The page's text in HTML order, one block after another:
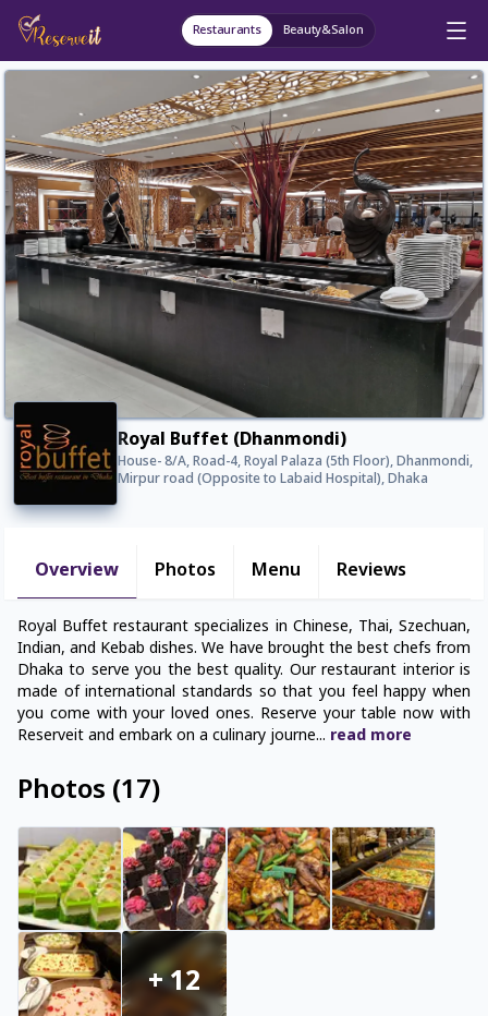
Restaurants Beauty&Salon
Royal Buffet (Dhanmondi)
House- 8/A, Road-4, Royal Palaza (5th Floor), Dhanmondi,
Mirpur road (Opposite to Labaid Hospital), Dhaka
Overview Photos Menu Reviews
Royal Buffet restaurant specializes in Chinese, Thai, Szechuan,
Indian, and Kebab dishes. We have brought the best chefs from
Dhaka to serve you the best quality. Our restaurant interior is
made of international standards so that you feel happy when
you come with your loved ones. Reserve your table now with
Reserveit and embark on a culinary journe... read more
Photos (17)
+12